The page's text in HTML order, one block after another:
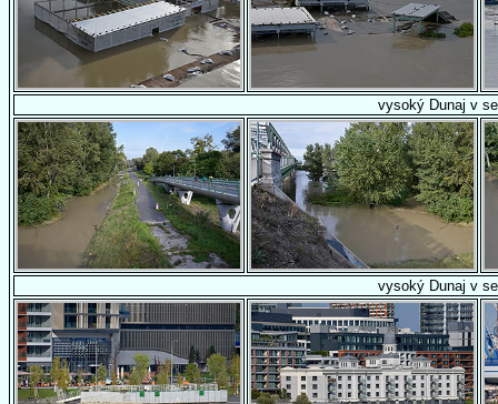
vysoký Dunaj v
vysoký Dunaj v